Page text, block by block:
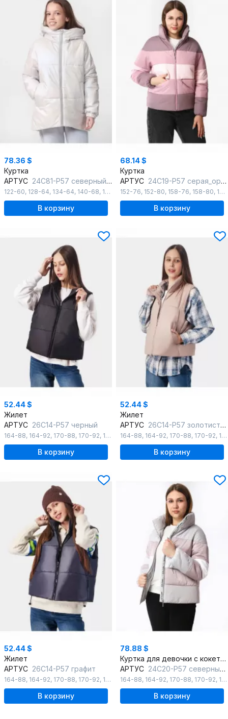
78.36 $
Куртка
АРТУС 24С81-Р57 северный_ветер
122-60, 128-64, 134-64, 140-68, 152-76 ,158-76,164-80
В корзину
68.14 $
Куртка
АРТУС 24С19-Р57 серая_орхидея
152-76, 152-80, 158-76, 158-80, 158-84
В корзину
52.44 $
Жилет
АРТУС 26С14-Р57 черный
164-88, 164-92, 170-88, 170-92, 176-96
В корзину
52.44 $
Жилет
АРТУС 26С14-Р57 золотистый_беж
164-88, 164-92, 170-88, 170-92, 176-96
В корзину
52.44 $
Жилет
АРТУС 26С14-Р57 графит
164-88, 164-92, 170-88, 170-92, 176-96
В корзину
78.88 $
Куртка для девочки с кокетками демисезонная утепленная
АРТУС 24С20-Р57 северный_ветер
164-88, 164-92, 170-88, 170-92, 176-96
В корзину